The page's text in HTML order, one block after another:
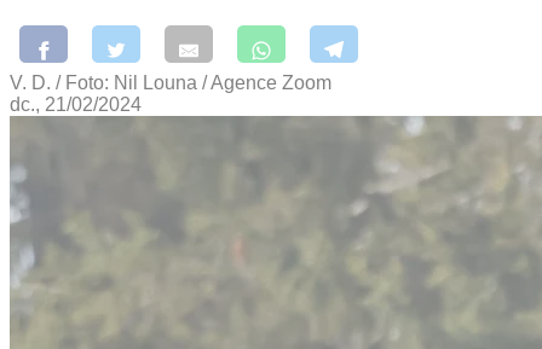
V. D. / Foto: Nil Louna / Agence Zoom
dc., 21/02/2024